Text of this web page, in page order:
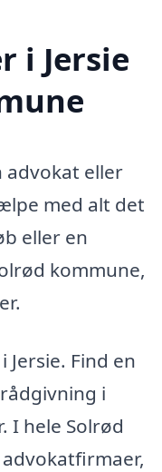
i Jersie
advokat eller
med alt det
eller en
kommune,
Find en
i
I hele Solrød